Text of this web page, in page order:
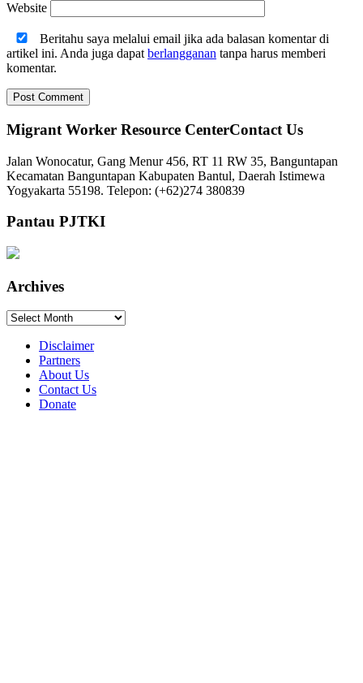
Website
Beritahu saya melalui email jika ada balasan komentar di
artikel ini. Anda juga dapat berlangganan tanpa harus memberi
komentar.
Migrant Worker Resource CenterContact Us
Jalan Wonocatur, Gang Menur 456, RT 11 RW 35, Banguntapan
Kecamatan Banguntapan Kabupaten Bantul, Daerah Istimewa
Yogyakarta 55198. Telepon: (+62)274 380839
Pantau PJTKI
Archives
Archives
Disclaimer
Partners
About Us
Contact Us
Donate